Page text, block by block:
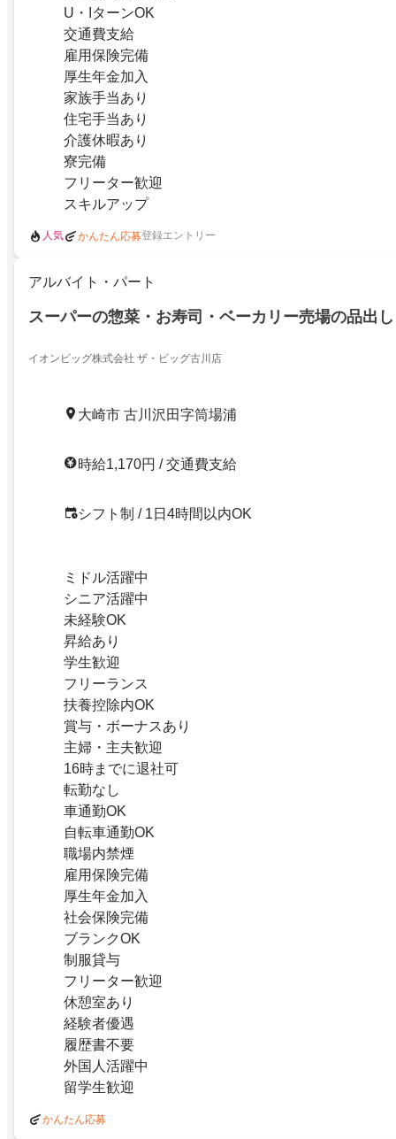
U・IターンOK
交通費支給
雇用保険完備
厚生年金加入
家族手当あり
住宅手当あり
介護休暇あり
寮完備
フリーター歓迎
スキルアップ
人気 かんたん応募登録エントリー
アルバイト・パート
スーパーの惣菜・お寿司・ベーカリー売場の品出
イオンビッグ株式会社 ザ・ビッグ古川店
大崎市 古川沢田字筒場浦
時給1,170円 / 交通費支給
シフト制 / 1日4時間以内OK
ミドル活躍中
シニア活躍中
未経験OK
昇給あり
学生歓迎
フリーランス
扶養控除内OK
賞与・ボーナスあり
主婦・主夫歓迎
16時までに退社可
転勤なし
車通勤OK
自転車通勤OK
職場内禁煙
雇用保険完備
厚生年金加入
社会保険完備
ブランクOK
制服貸与
フリーター歓迎
休憩室あり
経験者優遇
履歴書不要
外国人活躍中
留学生歓迎
かんたん応募